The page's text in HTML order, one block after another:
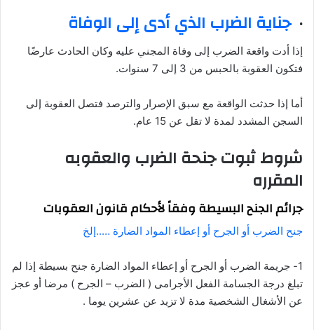
· جناية الضرب الذي أدى إلى الوفاة
إذا أدت واقعة الضرب إلى وفاة المجني عليه وكان الحادث عارضًا
فتكون العقوبة بالحبس من 3 إلى 7 سنوات.
أما إذا حدثت الواقعة مع سبق الإصرار والترصد فتصل العقوبة إلى
السجن المشدد لمدة لا تقل عن 15 عام.
شروط ثبوت جنحة الضرب والعقوبه
المقرره
جرائم الجنح البسيطة وفقاً لأحكام قانون العقوبات
جنح الضرب أو الجرح أو إعطاء المواد الضارة …..إلخ
1- جريمة الضرب أو الجرح أو إعطاء المواد الضارة جنح بسيطة إذا لم
تبلغ درجة الجسامة الفعل الأجرامى ( الضرب – الجرح ) مرضا أو عجز
عن الأشغال الشخصية مدة لا تزيد عن عشرين يوما .